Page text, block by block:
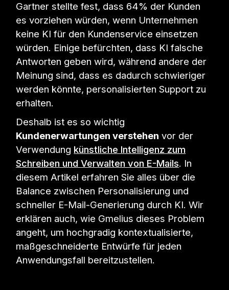
Gartner stellte fest, dass 64% der Kunden
es vorziehen würden, wenn Unternehmen
keine KI für den Kundenservice einsetzen
würden. Einige befürchten, dass KI falsche
Antworten geben wird, während andere der
Meinung sind, dass es dadurch schwieriger
werden könnte, personalisierten Support zu
erhalten.
Deshalb ist es so wichtig
Kundenerwartungen verstehen vor der
Verwendung künstliche Intelligenz zum
Schreiben und Verwalten von E-Mails. In
diesem Artikel erfahren Sie alles über die
Balance zwischen Personalisierung und
schneller E-Mail-Generierung durch KI. Wir
erklären auch, wie Gmelius dieses Problem
angeht, um hochgradig kontextualisierte,
maßgeschneiderte Entwürfe für jeden
Anwendungsfall bereitzustellen.